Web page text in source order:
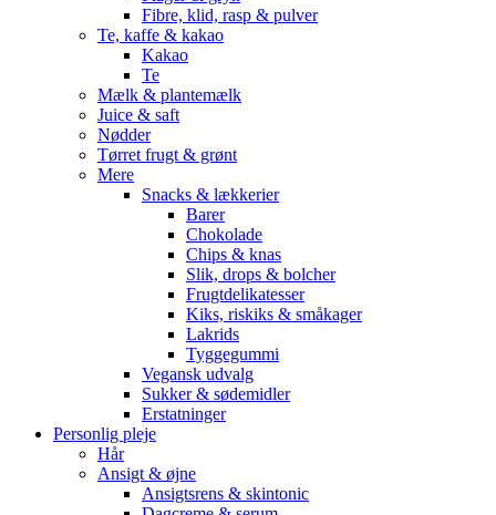
Fibre, klid, rasp & pulver
Te, kaffe & kakao
Kakao
Te
Mælk & plantemælk
Juice & saft
Nødder
Tørret frugt & grønt
Mere
Snacks & lækkerier
Barer
Chokolade
Chips & knas
Slik, drops & bolcher
Frugtdelikatesser
Kiks, riskiks & småkager
Lakrids
Tyggegummi
Vegansk udvalg
Sukker & sødemidler
Erstatninger
Personlig pleje
Hår
Ansigt & øjne
Ansigtsrens & skintonic